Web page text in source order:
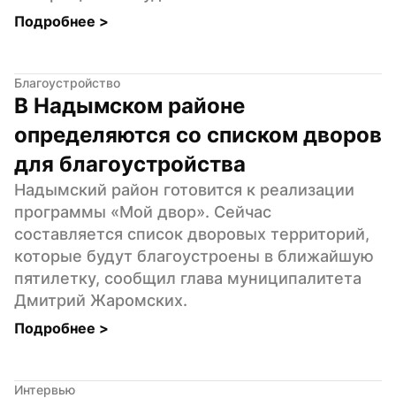
Подробнее >
Благоустройство
В Надымском районе
определяются со списком дворов
для благоустройства
Надымский район готовится к реализации
программы «Мой двор». Сейчас
составляется список дворовых территорий,
которые будут благоустроены в ближайшую
пятилетку, сообщил глава муниципалитета
Дмитрий Жаромских.
Подробнее >
Интервью